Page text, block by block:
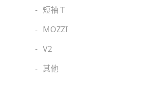
- 短袖Ｔ
- MOZZI
- V2
- 其他